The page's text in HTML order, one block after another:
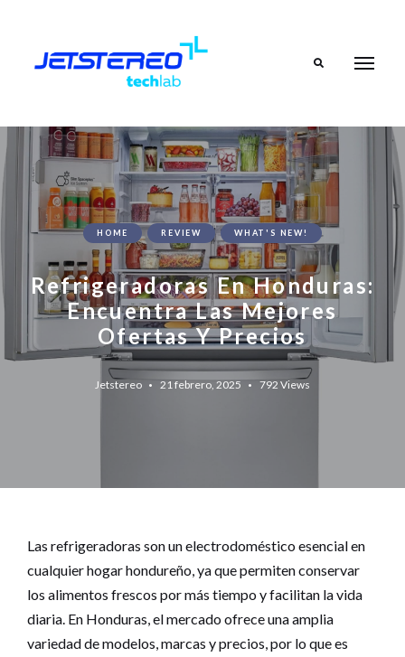
HOME REVIEW WHAT'S NEW!
Refrigeradoras En Honduras:
Encuentra Las Mejores
Ofertas Y Precios
Jetstereo 21 febrero, 2025 792 Views
Las refrigeradoras son un electrodoméstico esencial en
cualquier hogar hondureño, ya que permiten conservar
los alimentos frescos por más tiempo y facilitan la vida
diaria. En Honduras, el mercado ofrece una amplia
variedad de modelos, marcas y precios, por lo que es